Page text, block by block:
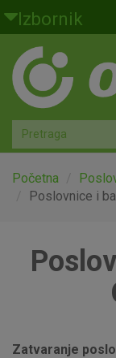
Skoči na glavni
Izbornik
Građani
Privatno bankarstvo
Agro
Mala poduzeća i
Globalna tržišta
Početna
Poslovnice i
Zatvaranje